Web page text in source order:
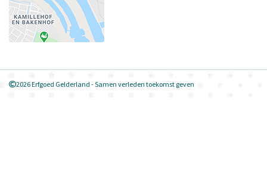
2026 Erfgoed Gelderland - Samen verleden toekomst geven